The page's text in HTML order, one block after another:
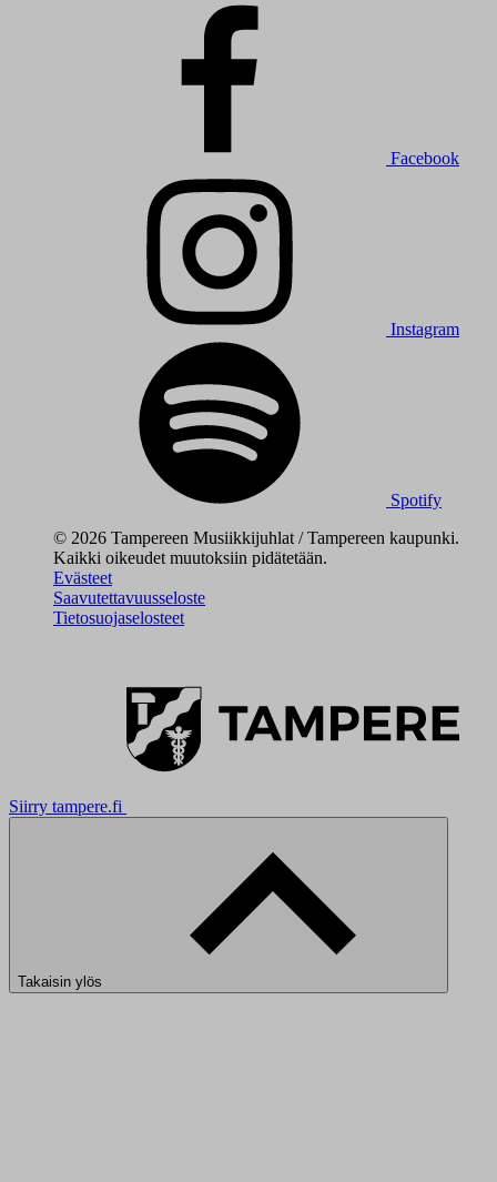
Facebook
Instagram
Spotify
© 2026 Tampereen Musiikkijuhlat / Tampereen kaupunki.
Kaikki oikeudet muutoksiin pidätetään.
Evästeet
Saavutettavuusseloste
Tietosuojaselosteet
Siirry tampere.fi
Takaisin ylös